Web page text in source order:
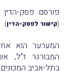
פורסם פסק-
(קישור לפסק-הדין)
.
המערער הוא
בתל-אביב